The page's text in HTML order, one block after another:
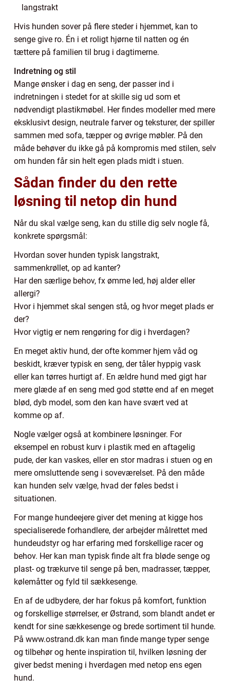
langstrakt
Hvis hunden sover på flere steder i hjemmet, kan to
senge give ro. Én i et roligt hjørne til natten og én
tættere på familien til brug i dagtimerne.
Indretning og stil
Mange ønsker i dag en seng, der passer ind i
indretningen i stedet for at skille sig ud som et
nødvendigt plastikmøbel. Her findes modeller med mere
eksklusivt design, neutrale farver og teksturer, der spiller
sammen med sofa, tæpper og øvrige møbler. På den
måde behøver du ikke gå på kompromis med stilen, selv
om hunden får sin helt egen plads midt i stuen.
Sådan finder du den rette
løsning til netop din hund
Når du skal vælge seng, kan du stille dig selv nogle få,
konkrete spørgsmål:
Hvordan sover hunden typisk langstrakt,
sammenkrøllet, op ad kanter?
Har den særlige behov, fx ømme led, høj alder eller
allergi?
Hvor i hjemmet skal sengen stå, og hvor meget plads er
der?
Hvor vigtig er nem rengøring for dig i hverdagen?
En meget aktiv hund, der ofte kommer hjem våd og
beskidt, kræver typisk en seng, der tåler hyppig vask
eller kan tørres hurtigt af. En ældre hund med gigt har
mere glæde af en seng med god støtte end af en meget
blød, dyb model, som den kan have svært ved at
komme op af.
Nogle vælger også at kombinere løsninger. For
eksempel en robust kurv i plastik med en aftagelig
pude, der kan vaskes, eller en stor madras i stuen og en
mere omsluttende seng i soveværelset. På den måde
kan hunden selv vælge, hvad der føles bedst i
situationen.
For mange hundeejere giver det mening at kigge hos
specialiserede forhandlere, der arbejder målrettet med
hundeudstyr og har erfaring med forskellige racer og
behov. Her kan man typisk finde alt fra bløde senge og
plast- og trækurve til senge på ben, madrasser, tæpper,
kølemåtter og fyld til sækkesenge.
En af de udbydere, der har fokus på komfort, funktion
og forskellige størrelser, er Østrand, som blandt andet er
kendt for sine sækkesenge og brede sortiment til hunde.
På www.ostrand.dk kan man finde mange typer senge
og tilbehør og hente inspiration til, hvilken løsning der
giver bedst mening i hverdagen med netop ens egen
hund.